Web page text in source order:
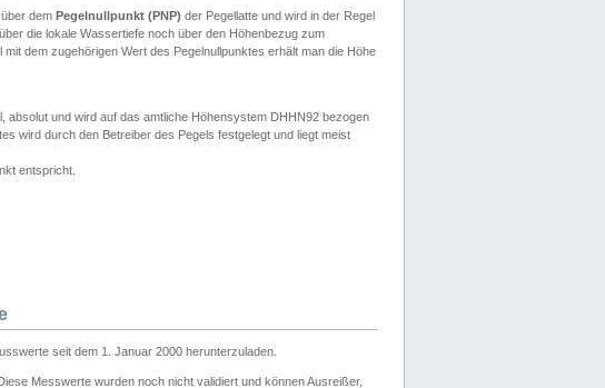
dem Pegelnullpunkt (PNP) der Pegellatte und wird in der Regel
die lokale Wassertiefe noch über den Höhenbezug zum
dem zugehörigen Wert des Pegelnullpunktes erhält man die Höhe
und wird auf das amtliche Höhensystem DHHN92 bezogen
wird durch den Betreiber des Pegels festgelegt und liegt meist
entspricht.
seit dem 1. Januar 2000 herunterzuladen.
Diese Messwerte wurden noch nicht validiert und können Ausreißer,